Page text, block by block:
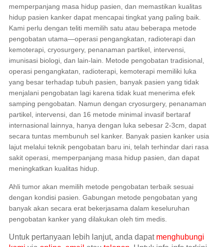
memperpanjang masa hidup pasien, dan memastikan kualitas
hidup pasien kanker dapat mencapai tingkat yang paling baik.
Kami perlu dengan teliti memilih satu atau beberapa metode
pengobatan utama—operasi pengangkatan, radioterapi dan
kemoterapi, cryosurgery, penanaman partikel, intervensi,
imunisasi biologi, dan lain-lain. Metode pengobatan tradisional,
operasi pengangkatan, radioterapi, kemoterapi memiliki luka
yang besar terhadap tubuh pasien, banyak pasien yang tidak
menjalani pengobatan lagi karena tidak kuat menerima efek
samping pengobatan. Namun dengan cryosurgery, penanaman
partikel, intervensi, dan 16 metode minimal invasif bertaraf
internasional lainnya, hanya dengan luka sebesar 2-3cm, dapat
secara tuntas membunuh sel kanker. Banyak pasien kanker usia
lajut melalui teknik pengobatan baru ini, telah terhindar dari rasa
sakit operasi, memperpanjang masa hidup pasien, dan dapat
meningkatkan kualitas hidup.
Ahli tumor akan memilih metode pengobatan terbaik sesuai
dengan kondisi pasien. Gabungan metode pengobatan yang
banyak akan secara erat bekerjasama dalam keseluruhan
pengobatan kanker yang dilakukan oleh tim medis.
Untuk pertanyaan lebih lanjut, anda dapat menghubungi